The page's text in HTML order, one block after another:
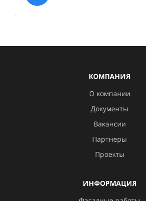
КОМПАНИЯ
О компании
Документы
Вакансии
Партнеры
Проекты
ИНФОРМАЦИЯ